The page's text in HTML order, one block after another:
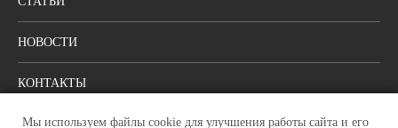
НОВОСТИ
КОНТАКТЫ
ПОЛИТИКА КОНФИДЕНЦИАЛЬНОСТИ
Мы используем файлы cookie для улучшения работы сайта и его